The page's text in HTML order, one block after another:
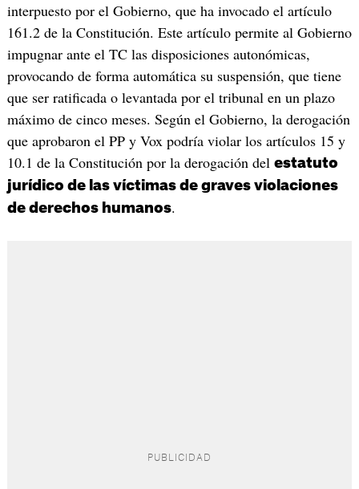
interpuesto por el Gobierno, que ha invocado el artículo
161.2 de la Constitución. Este artículo permite al Gobierno
impugnar ante el TC las disposiciones autonómicas,
provocando de forma automática su suspensión, que tiene
que ser ratificada o levantada por el tribunal en un plazo
máximo de cinco meses. Según el Gobierno, la derogación
que aprobaron el PP y Vox podría violar los artículos 15 y
10.1 de la Constitución por la derogación del estatuto
jurídico de las víctimas de graves violaciones
de derechos humanos.